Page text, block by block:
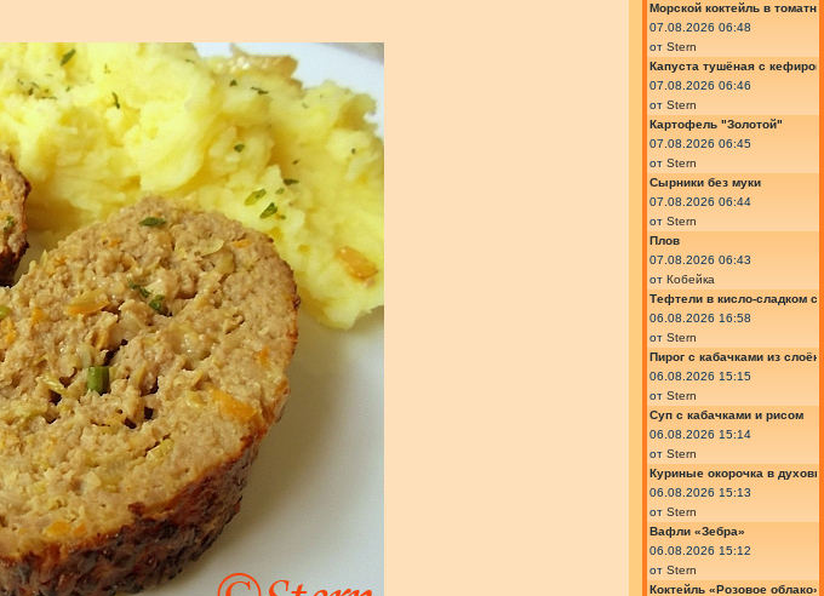
Морской коктейль в
07.08.2026 06:48
от Stern
Капуста тушёная с кефиром
07.08.2026 06:46
от Stern
Картофель "Золотой"
07.08.2026 06:45
от Stern
Сырники без муки
07.08.2026 06:44
от Stern
Плов
07.08.2026 06:43
от Кобейка
Тефтели в кисло-сладком
06.08.2026 16:58
от Stern
Пирог с кабачками из
06.08.2026 15:15
от Stern
Суп с кабачками и рисом
06.08.2026 15:14
от Stern
Куриные окорочка в
06.08.2026 15:13
от Stern
Вафли «Зебра»
06.08.2026 15:12
от Stern
Коктейль «Розовое